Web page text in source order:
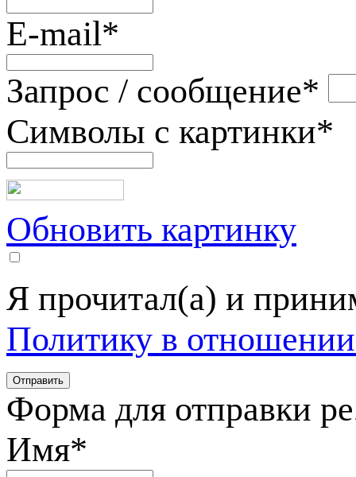
E-mail*
Запрос / сообщение*
Символы с картинки*
Обновить картинку
Я прочитал(а) и
Политику в
Форма для отправки
Имя*